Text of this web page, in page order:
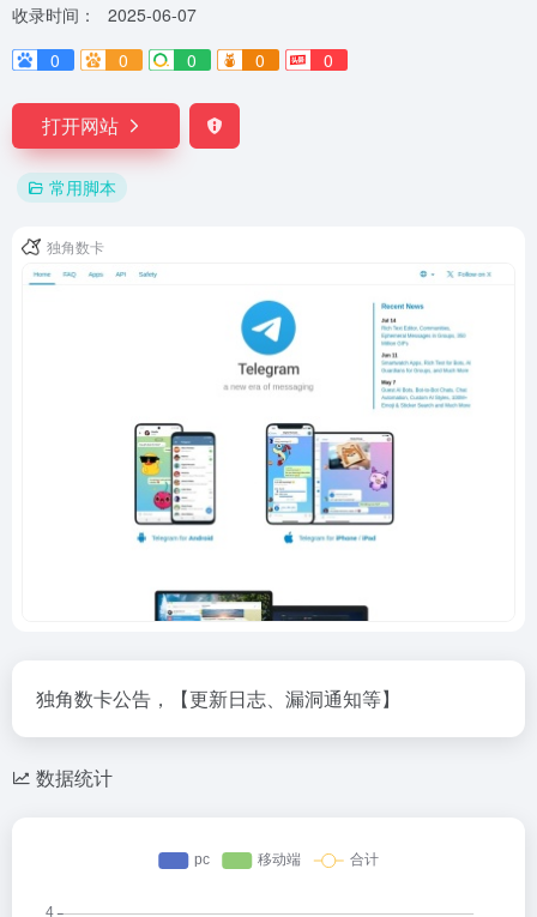
收录时间：
2025-06-07
0
0 0 0 0
打开网站
常用脚本
独角数卡
独角数卡公告，【更新日志、漏洞通知等】
数据统计